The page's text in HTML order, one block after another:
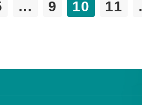
… 9 10 11